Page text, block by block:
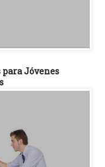
Jóvenes